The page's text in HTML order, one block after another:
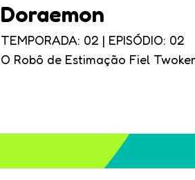
Doraemon
TEMPORADA: 02 | EPISÓDIO: 02
O Robô de Estimação Fiel